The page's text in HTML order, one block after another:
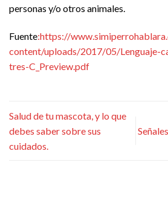
personas y/o otros animales.
Fuente:https://
content/uploads/2017/05/Lenguaje-
tres-C_Preview.pdf
Salud de tu mascota, y lo que
debes saber sobre sus
cuidados.